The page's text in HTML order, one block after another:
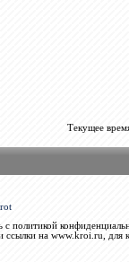
Текущее
ссылки на www.kroi.ru, для